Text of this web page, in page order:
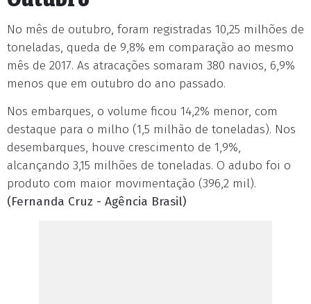
No mês de outubro, foram registradas 10,25 milhões de
toneladas, queda de 9,8% em comparação ao mesmo
mês de 2017. As atracações somaram 380 navios, 6,9%
menos que em outubro do ano passado.
Nos embarques, o volume ficou 14,2% menor, com
destaque para o milho (1,5 milhão de toneladas). Nos
desembarques, houve crescimento de 1,9%,
alcançando 3,15 milhões de toneladas. O adubo foi o
produto com maior movimentação (396,2 mil).
(Fernanda Cruz - Agência Brasil)